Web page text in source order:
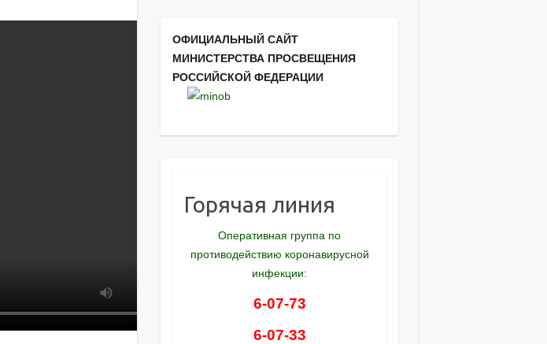
ОФИЦИАЛЬНЫЙ САЙТ
МИНИСТЕРСТВА ПРОСВЕЩЕНИЯ
РОССИЙСКОЙ ФЕДЕРАЦИИ
Горячая линия
Оперативная группа по
противодействию коронавирусной
инфекции:
6-07-73
6-07-33